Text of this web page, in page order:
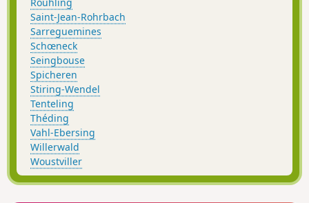
Saint-Jean-Rohrbach
Sarreguemines
Schœneck
Seingbouse
Spicheren
Stiring-Wendel
Tenteling
Théding
Vahl-Ebersing
Willerwald
Woustviller